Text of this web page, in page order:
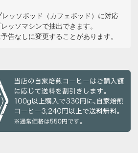
ッソポッド（カフェポッド）に対応
ッソマシンで抽出できます。
告なしに変更することがあります。